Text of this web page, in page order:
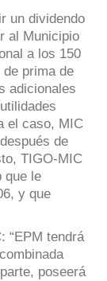
un dividendo
al Municipio
a los 150
prima de
adicionales
el caso, MIC
de
TIGO-MIC
que le
y que
“EPM tendrá
poseerá